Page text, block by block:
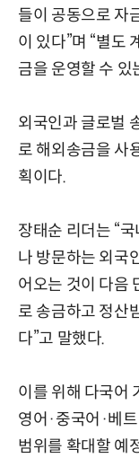
들이 공동으로 자
이 있다”며 “별도
금을 운영할 수 있
외국인과 글로벌
로 해외송금을 사
획이다.
장태순 리더는 “
나 방문하는 외국
어오는 것이 다음
로 송금하고 정산
다”고 말했다.
이를 위해 다국어
영어·중국어·베
범위를 확대할 예